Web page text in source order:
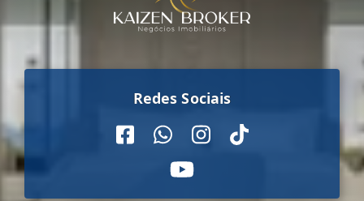
Redes Sociais